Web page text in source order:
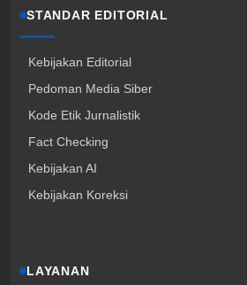
STANDAR EDITORIAL
Kebijakan Editorial
Pedoman Media Siber
Kode Etik Jurnalistik
Fact Checking
Kebijakan AI
Kebijakan Koreksi
LAYANAN